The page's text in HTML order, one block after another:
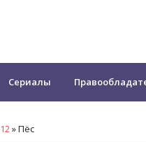
Сериалы
12»Пёс